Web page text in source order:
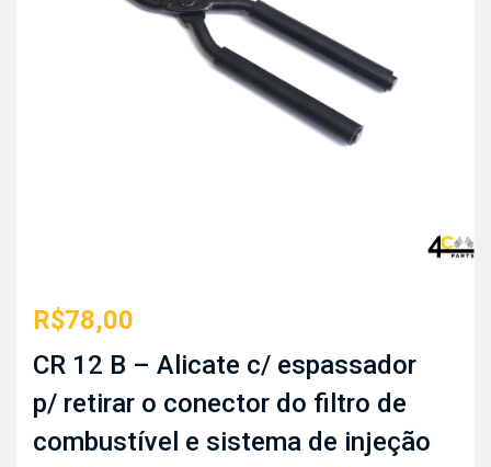
R$78,00
CR 12 B – Alicate c/ espassador
p/ retirar o conector do filtro de
combustível e sistema de injeção